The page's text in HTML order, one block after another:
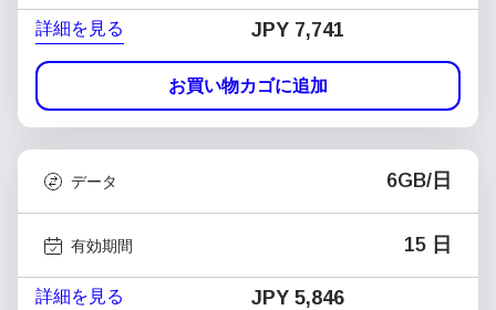
詳細を見る JPY 7,741
お買い物カゴに追加
データ 6GB/日
有効期間 15 日
詳細を見る JPY 5,846